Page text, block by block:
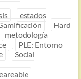
estados
Hard
metodología
PLE: Entorno
Social